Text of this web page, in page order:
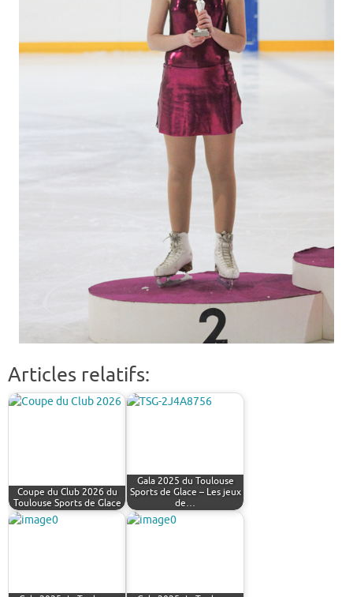
Articles relatifs:
Coupe du Club 2026 du
Toulouse Sports de Glace
Gala 2025 du Toulouse
Sports de Glace – Les jeux
de…